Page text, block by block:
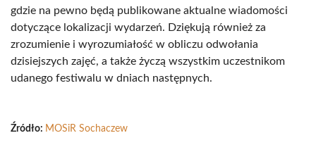
gdzie na pewno będą publikowane aktualne wiadomości
dotyczące lokalizacji wydarzeń. Dziękują również za
zrozumienie i wyrozumiałość w obliczu odwołania
dzisiejszych zajęć, a także życzą wszystkim uczestnikom
udanego festiwalu w dniach następnych.
Źródło: MOSiR Sochaczew